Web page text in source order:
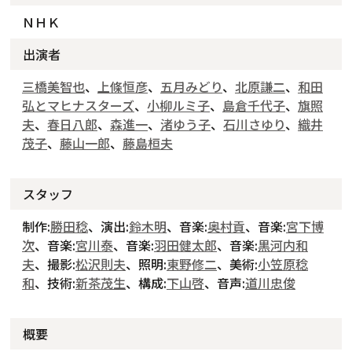
ＮＨＫ
出演者
三橋美智也、 上條恒彦、 五月みどり、 北原謙二、 和田
弘とマヒナスターズ、 小柳ルミ子、 島倉千代子、 旗照
夫、 春日八郎、 森進一、 渚ゆう子、 石川さゆり、 織井
茂子、 藤山一郎、 藤島桓夫
スタッフ
制作:勝田稔、演出:鈴木明、音楽:奥村貢、音楽:宮下博
次、音楽:宮川泰、音楽:羽田健太郎、音楽:黒河内和
夫、撮影:松沢則夫、照明:東野修二、美術:小笠原稔
和、技術:新茶茂生、構成:下山啓、音声:道川忠俊
概要